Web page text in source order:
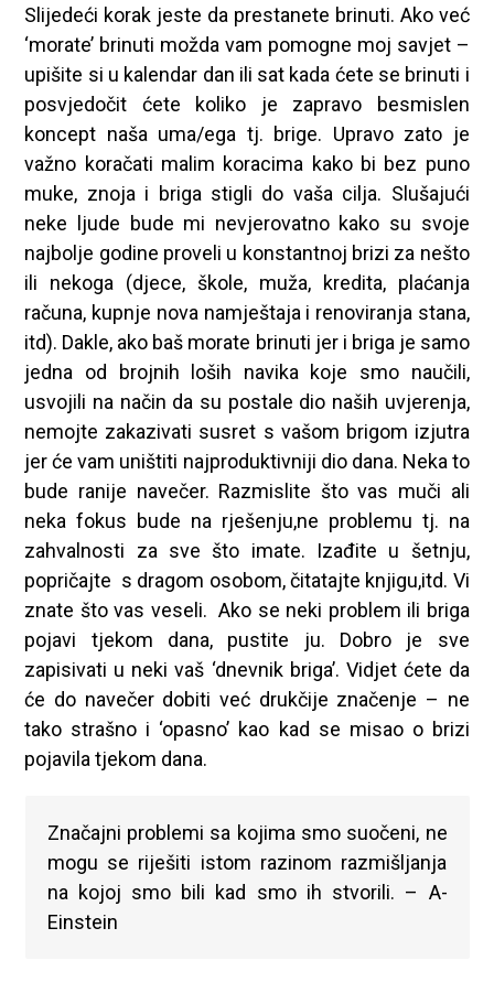
Slijedeći korak jeste da prestanete brinuti. Ako već
‘morate’ brinuti možda vam pomogne moj savjet –
upišite si u kalendar dan ili sat kada ćete se brinuti i
posvjedočit ćete koliko je zapravo besmislen
koncept naša uma/ega tj. brige. Upravo zato je
važno koračati malim koracima kako bi bez puno
muke, znoja i briga stigli do vaša cilja. Slušajući
neke ljude bude mi nevjerovatno kako su svoje
najbolje godine proveli u konstantnoj brizi za nešto
ili nekoga (djece, škole, muža, kredita, plaćanja
računa, kupnje nova namještaja i renoviranja stana,
itd). Dakle, ako baš morate brinuti jer i briga je samo
jedna od brojnih loših navika koje smo naučili,
usvojili na način da su postale dio naših uvjerenja,
nemojte zakazivati susret s vašom brigom izjutra
jer će vam uništiti najproduktivniji dio dana. Neka to
bude ranije navečer. Razmislite što vas muči ali
neka fokus bude na rješenju,ne problemu tj. na
zahvalnosti za sve što imate. Izađite u šetnju,
popričajte s dragom osobom, čitatajte knjigu,itd. Vi
znate što vas veseli. Ako se neki problem ili briga
pojavi tjekom dana, pustite ju. Dobro je sve
zapisivati u neki vaš ‘dnevnik briga’. Vidjet ćete da
će do navečer dobiti već drukčije značenje – ne
tako strašno i ‘opasno’ kao kad se misao o brizi
pojavila tjekom dana.
Značajni problemi sa kojima smo suočeni, ne
mogu se riješiti istom razinom razmišljanja
na kojoj smo bili kad smo ih stvorili. – A-
Einstein